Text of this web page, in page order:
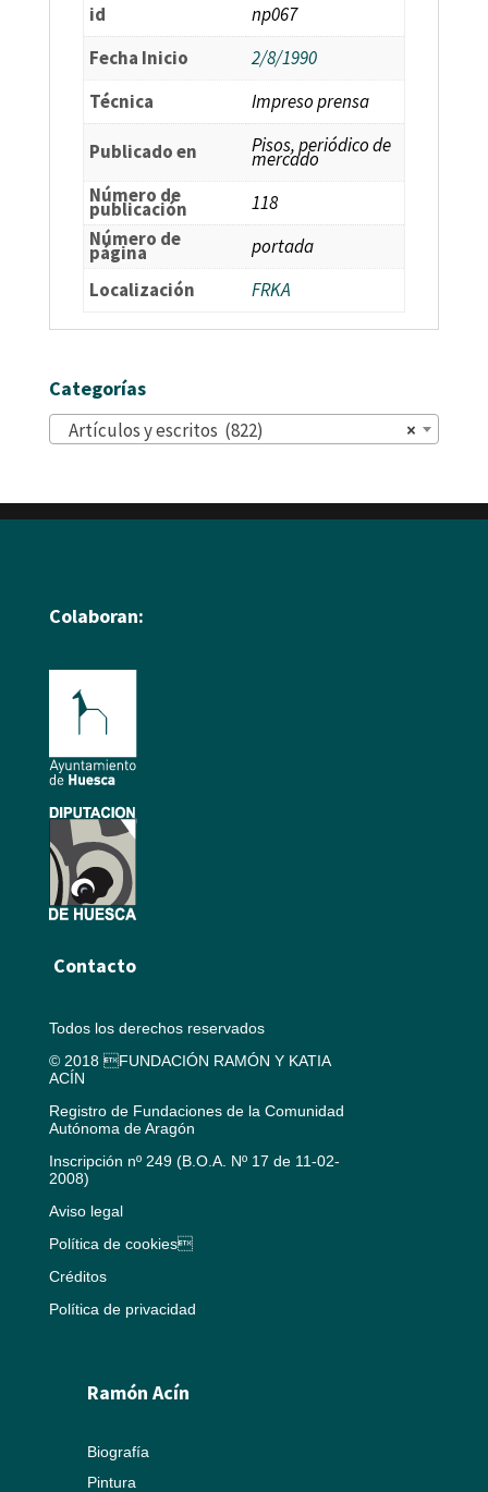
id
np067
Fecha Inicio
2/8/1990
Técnica
Impreso prensa
Publicado en Pisos, periódico de
mercado
Número de
publicación
118
Número de
página
portada
Localización
FRKA
Categorías
×
Artículos y escritos (822)
Colaboran:
Contacto
Todos los derechos reservados
© 2018 FUNDACIÓN RAMÓN Y KATIA
ACÍN
Registro de Fundaciones de la Comunidad
Autónoma de Aragón
Inscripción nº 249 (B.O.A. Nº 17 de 11-02-
2008)
Aviso legal
Política de cookies
Créditos
Política de privacidad
Ramón Acín
Biografía
Pintura